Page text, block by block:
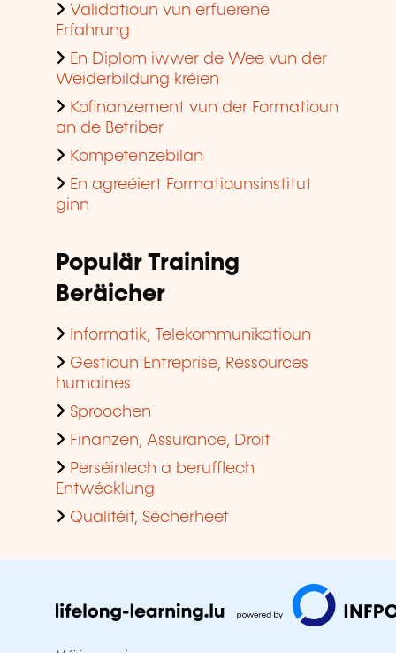
Validatioun vun erfuerene
Erfahrung
En Diplom iwwer de Wee vun der
Weiderbildung kréien
Kofinanzement vun der Formatioun
an de Betriber
Kompetenzebilan
En agreéiert Formatiounsinstitut
ginn
Populär Training
Beräicher
Informatik, Telekommunikatioun
Gestioun Entreprise, Ressources
humaines
Sproochen
Finanzen, Assurance, Droit
Perséinlech a berufflech
Entwécklung
Qualitéit, Sécherheet